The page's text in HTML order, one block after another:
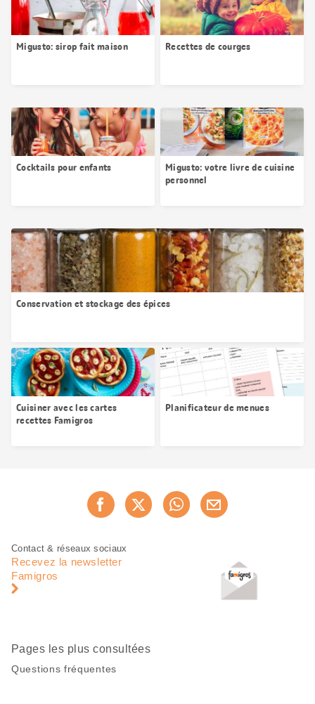
Migusto: sirop fait maison Recettes de courges
Cocktails pour enfants
Migusto: votre livre de cuisine
personnel
Conservation et stockage des épices
Cuisiner avec les cartes
recettes Famigros
Planificateur de menues
Recommander maintenant
Pied
page
Navigation
pied
Contact & réseaux sociaux
Recevez la newsletter
Famigros
Pages les plus consultées
Questions fréquentes